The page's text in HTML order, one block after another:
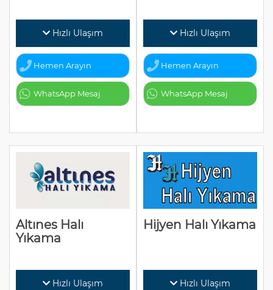
Hızlı Ulaşım
Hemen Arayın
WhatsApp Mesaj
Hızlı Ulaşım
Hemen Arayın
WhatsApp Mesaj
Altınes Halı
Yıkama
Hızlı Ulaşım
Hijyen Halı Yıkama
Hızlı Ulaşım